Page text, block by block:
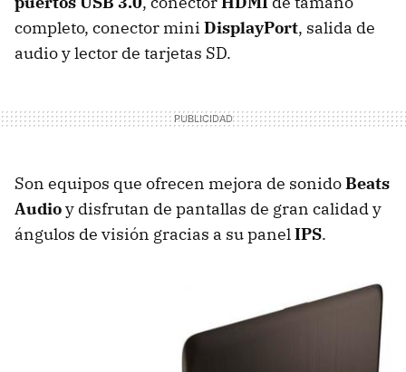
completo, conector mini DisplayPort, salida de
audio y lector de tarjetas SD.
Son equipos que ofrecen mejora de sonidoBeats
Audioy disfrutan de pantallas de gran calidad y
ángulos de visión gracias a su panelIPS.